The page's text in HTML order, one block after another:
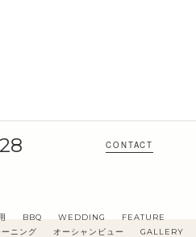
CONTACT
BBQ WEDDING
FEATURE
ーニング オーシャンビュー
GALLERY